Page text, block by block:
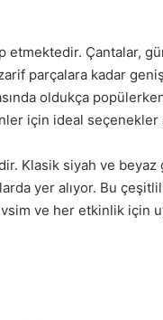
Çantalar,
parçalara kadar
oldukça
için ideal seçenekler
Klasik siyah ve
yer alıyor. Bu
ve her etkinlik için